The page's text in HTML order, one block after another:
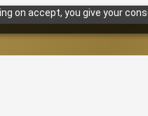
on accept, you give your